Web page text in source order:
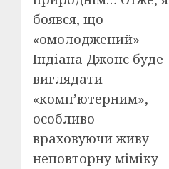
боявся, що
«омолоджений»
Індіана Джонс буде
виглядати
«комп’ютерним»,
особливо
враховуючи живу
неповторну міміку